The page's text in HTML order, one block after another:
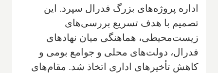
اداره پروژه‌های بزرگ فدرال سپرد. این
تصمیم با هدف تسریع بررسی‌های
زیست‌محیطی، هماهنگی میان نهادهای
فدرال، دولت‌های محلی و جوامع بومی و
کاهش تأخیرهای اداری اتخاذ شد. مقام‌های